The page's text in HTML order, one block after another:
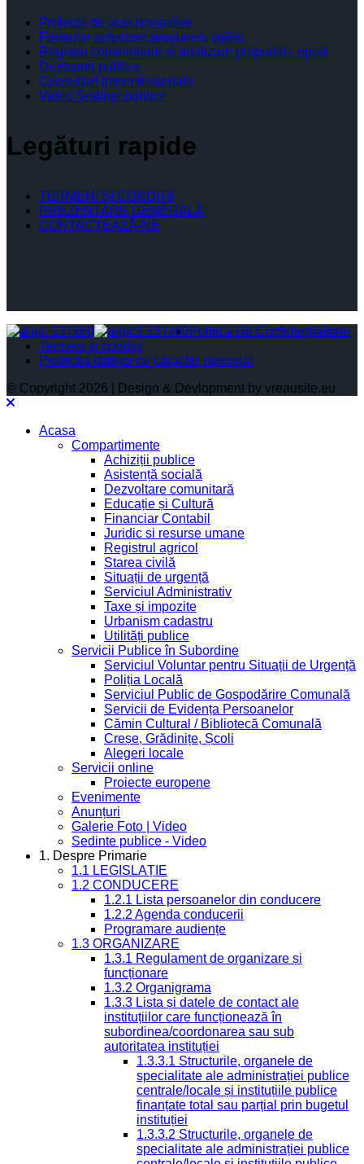
Proiecte de acte normative
Formular colectare propuneri, opinii
Registru consemnare si analizare propuneri, opinii
Dezbateri publice
Consultari interministeriale
Video Şedinţe publice
Legături rapide
TERMENI ŞI CONDIŢII
PREZENTARE GENERALĂ
CONTACTEAZĂ-NE
Politica De Confidențialitate
Termeni și condiții
Protectia datelor cu caracter personal
© Copyright 2026 | Design & Devlopment by vreausite.eu
Acasa
Compartimente
Achiziții publice
Asistență socială
Dezvoltare comunitară
Educație și Cultură
Financiar Contabil
Juridic si resurse umane
Registrul agricol
Starea civilă
Situații de urgență
Serviciul Administrativ
Taxe și impozite
Urbanism cadastru
Utilități publice
Servicii Publice în Subordine
Serviciul Voluntar pentru Situații de Urgență
Poliția Locală
Serviciul Public de Gospodărire Comunală
Servicii de Evidența Persoanelor
Cămin Cultural / Bibliotecă Comunală
Creșe, Grădinițe, Școli
Alegeri locale
Servicii online
Proiecte europene
Evenimente
Anunțuri
Galerie Foto | Video
Sedinte publice - Video
1. Despre Primarie
1.1 LEGISLAȚIE
1.2 CONDUCERE
1.2.1 Lista persoanelor din conducere
1.2.2 Agenda conducerii
Programare audiențe
1.3 ORGANIZARE
1.3.1 Regulament de organizare și
funcționare
1.3.2 Organigrama
1.3.3 Lista și datele de contact ale
instituțiilor care funcționează în
subordinea/coordonarea sau sub
autoritatea instituției
1.3.3.1 Structurile, organele de
specialitate ale administrației publice
centrale/locale și instituțiile publice
finanțate total sau parțial prin bugetul
instituției
1.3.3.2 Structurile, organele de
specialitate ale administrației publice